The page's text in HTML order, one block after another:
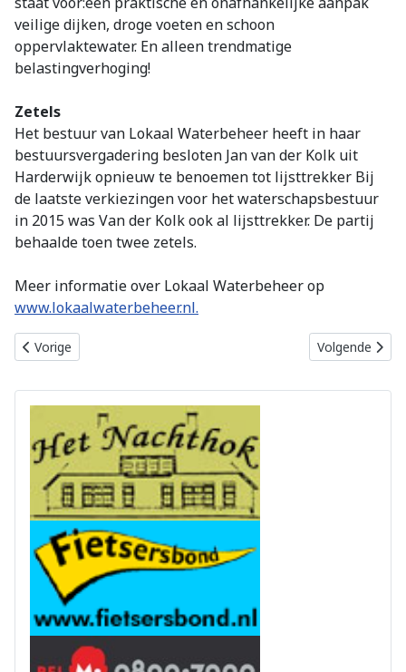
veilige dijken, droge voeten en schoon
oppervlaktewater. En alleen trendmatige
belastingverhoging!
Zetels
Het bestuur van Lokaal Waterbeheer heeft in haar
bestuursvergadering besloten Jan van der Kolk uit
Harderwijk opnieuw te benoemen tot lijsttrekker Bij
de laatste verkiezingen voor het waterschapsbestuur
in 2015 was Van der Kolk ook al lijsttrekker. De partij
behaalde toen twee zetels.
Meer informatie over Lokaal Waterbeheer op
www.lokaalwaterbeheer.nl.
Vorig artikel: Tiny Houses en geluidswal Harderwijke
Vorige Volgende
Volgende